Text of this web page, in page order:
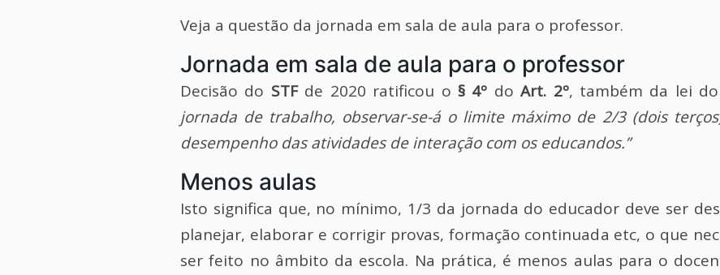
Veja a questão da jornada em sala de aula para o professor.
Jornada em sala de aula para o professor
Decisão do STF de 2020 ratificou o § 4º doArt. 2º, também da lei
jornada de trabalho, observar-se-á o limite máximo de 2/3 (dois
desempenho das atividades de interação com os educandos.”
Menos aulas
Isto significa que, no mínimo, 1/3 da jornada do educador deve ser
planejar, elaborar e corrigir provas, formação continuada etc, o que
ser feito no âmbito da escola. Na prática, é menos aulas para o